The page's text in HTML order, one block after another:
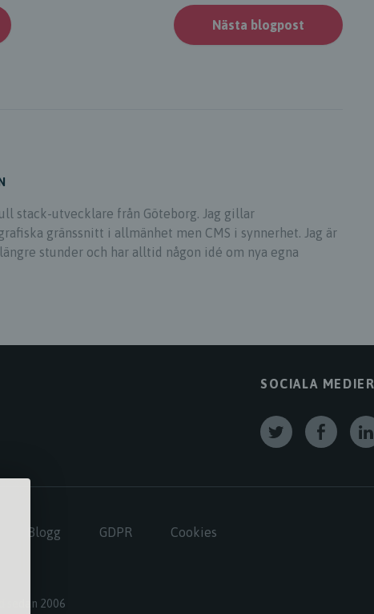
Nästa blogpost
stack-utvecklare från Göteborg. Jag gillar
gränssnitt i allmänhet men CMS i synnerhet. Jag är
stunder och har alltid någon idé om nya egna
SOCIALA MEDIER
Blogg GDPR Cookies
sedan 2006